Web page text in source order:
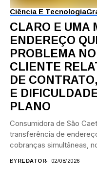
Ciência E Tecnologia
CLARO E UMA
ENDEREÇO
PROBLEMA
CLIENTE
DE
E
PLANO
Consumidora de São
transferência de
cobranças simultâneas,
BY REDATOR 02/08/2026